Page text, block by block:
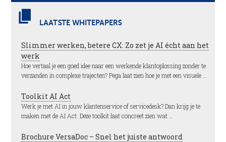
LAATSTE WHITEPAPERS
Slimmer werken, betere CX: Zo zet je AI écht aan het
werk
Hoe vertaal je een goed idee naar een werkende klantoplossing zonder te
verzanden in complexe trajecten? Pega laat zien hoe je met een visuele …
Toolkit AI Act
Werk je met AI in jouw klantenservice of servicedesk? Dan krijg je te
maken met de AI Act. Deze toolkit laat concreet zien wat …
Brochure VersaDoc – Snel het juiste antwoord